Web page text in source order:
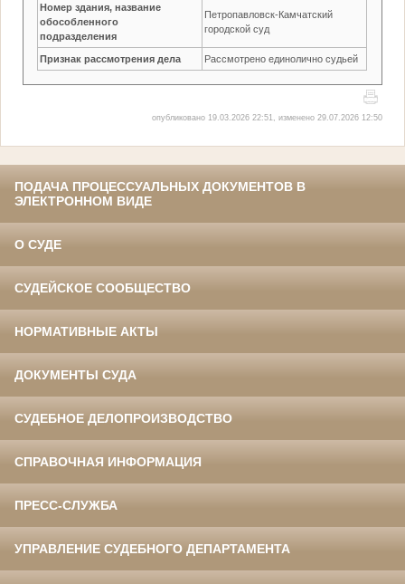
Номер здания, название
обособленного
подразделения
Петропавловск-Камчатский
городской суд
Признак рассмотрения дела Рассмотрено единолично судьей
опубликовано 19.03.2026 22:51, изменено 29.07.2026 12:50
ПОДАЧА ПРОЦЕССУАЛЬНЫХ ДОКУМЕНТОВ В
ЭЛЕКТРОННОМ ВИДЕ
О СУДЕ
СУДЕЙСКОЕ СООБЩЕСТВО
НОРМАТИВНЫЕ АКТЫ
ДОКУМЕНТЫ СУДА
СУДЕБНОЕ ДЕЛОПРОИЗВОДСТВО
СПРАВОЧНАЯ ИНФОРМАЦИЯ
ПРЕСС-СЛУЖБА
УПРАВЛЕНИЕ СУДЕБНОГО ДЕПАРТАМЕНТА